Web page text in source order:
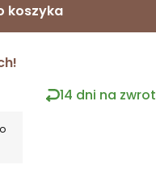
koszyka
14 dni na zwrot